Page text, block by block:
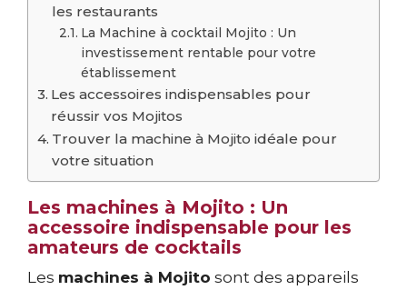
les restaurants
La Machine à cocktail Mojito : Un
investissement rentable pour votre
établissement
Les accessoires indispensables pour
réussir vos Mojitos
Trouver la machine à Mojito idéale pour
votre situation
Les machines à Mojito : Un
accessoire indispensable pour les
amateurs de cocktails
Les machines à Mojito sont des appareils